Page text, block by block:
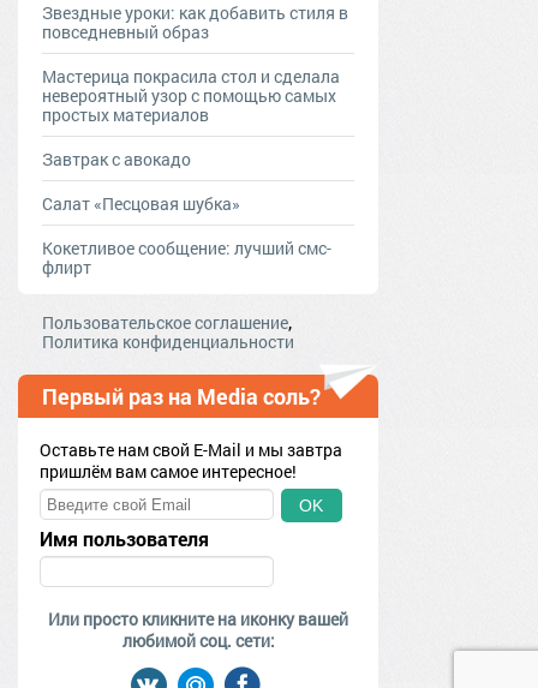
Звездные уроки: как добавить стиля в
повседневный образ
Мастерица покрасила стол и сделала
невероятный узор с помощью самых
простых материалов
Завтрак с авокадо
Салат «Песцовая шубка»
Кокетливое сообщение: лучший смс-
флирт
Пользовательское соглашение,
Политика конфиденциальности
Первый раз на Media соль?
Оставьте нам свой E-Mail и мы завтра
пришлём вам самое интересное!
OK
Имя пользователя
Или просто кликните на иконку вашей
любимой соц. сети: